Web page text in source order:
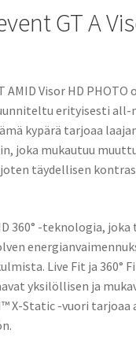
GT A
AMID Visor HD PHOTO
erityisesti
kypärä tarjoaa
joka mukautuu
täydellisen
360° -teknologia, joka
Live Fit ja 360°
yksilöllisen ja
X-Static -vuori